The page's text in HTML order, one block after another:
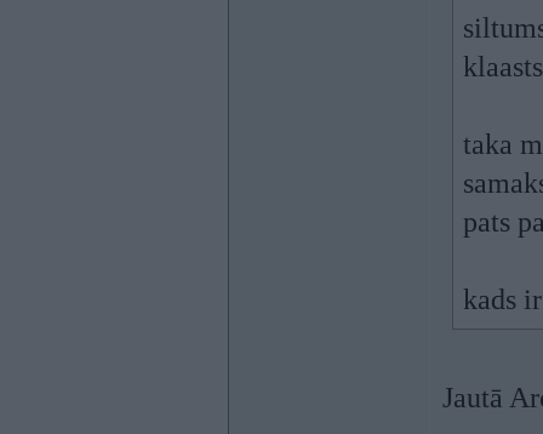
taka
pats
kads
Jautā